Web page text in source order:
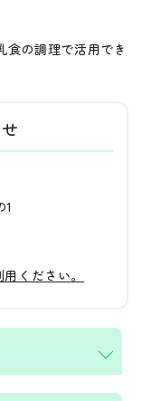
の調理で活用でき
ください。